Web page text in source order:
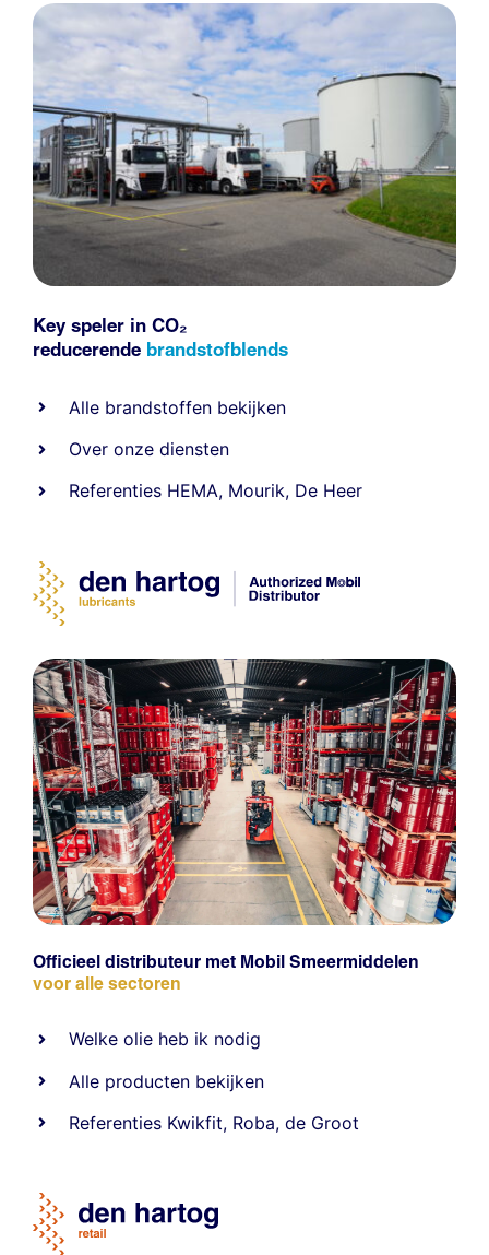
Key speler in CO₂
reducerende brandstofblends
Alle brandstoffen bekijken
Over onze diensten
Referenties HEMA, Mourik, De Heer
Officieel distributeur met Mobil Smeermiddelen
voor alle sectoren
Welke olie heb ik nodig
Alle producten bekijken
Referenties Kwikfit, Roba,de Groot